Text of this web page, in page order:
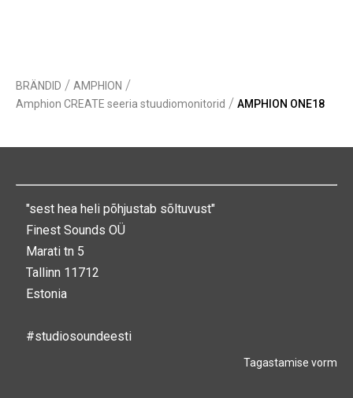
BRÄNDID / AMPHION /
Amphion CREATE seeria stuudiomonitorid / AMPHION ONE18
"sest hea heli põhjustab sõltuvust"
Finest Sounds OÜ
Marati tn 5
Tallinn 11712
Estonia
#studiosoundeesti
Tagastamise vorm